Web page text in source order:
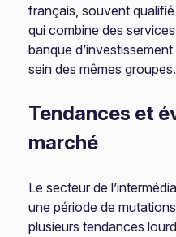
français, souvent qualifié
qui combine des
banque
sein des mêmes groupes.
Tendances et
marché
Le secteur de
une période de
plusieurs tendances